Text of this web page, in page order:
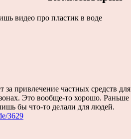
видео про пластик в воде
привлечение частных средств для
Это вообще-то хорошо. Раньше
бы что-то делали для людей.
3629